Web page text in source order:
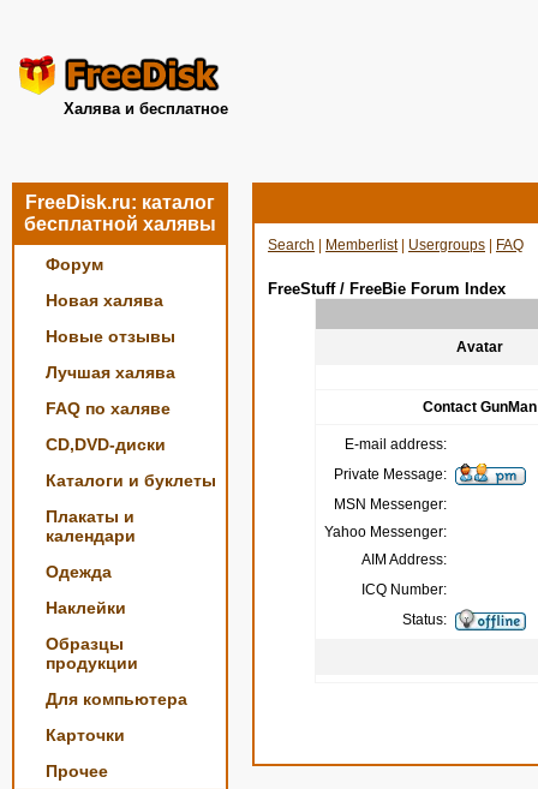
Халява и бесплатное
FreeDisk.ru: каталог
бесплатной халявы
Форум
Новая халява
Новые отзывы
Лучшая халява
FAQ по халяве
CD,DVD-диски
Каталоги и буклеты
Плакаты и
календари
Одежда
Наклейки
Образцы
продукции
Для компьютера
Карточки
Прочее
Search Memberlist| Usergroups FAQ
FreeStuff / FreeBie Forum Index
Avatar
Contact GunMan
E-mail address:
Private Message:
MSN Messenger:
Yahoo Messenger:
AIM Address:
ICQ Number:
Status: